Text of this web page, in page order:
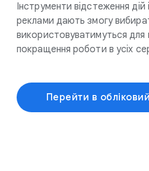
Інструменти відстеження дій
реклами дають змогу
використовуватимуться для
покращення роботи в усіх
Перейти в